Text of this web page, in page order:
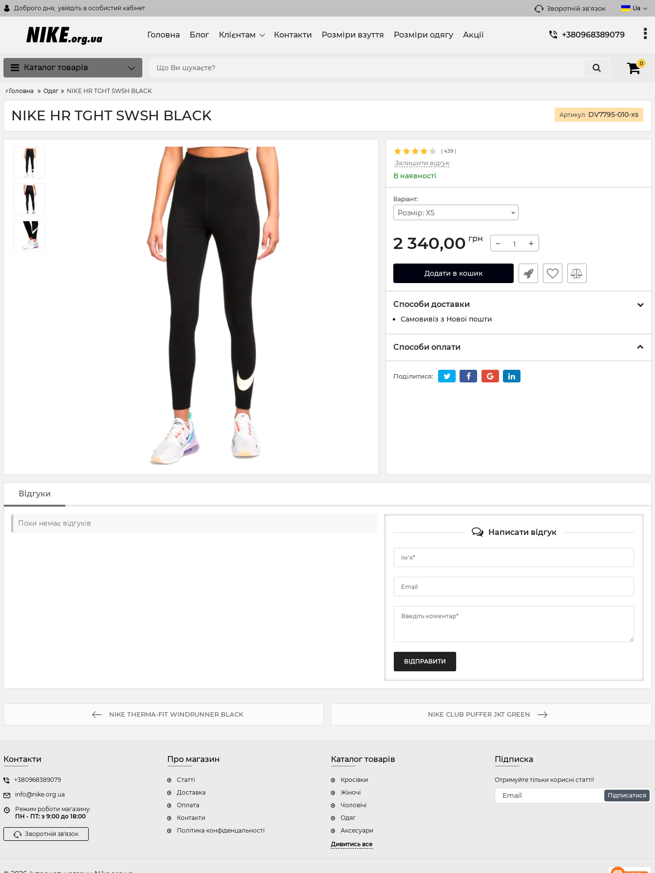
Доброго дня, увійдіть в особистий кабінет Зворотній зв'язок Ua
Головна Блог Клієнтам Контакти Розміри взуття Розміри одягу Акції +380968389079
Каталог товарів 0
⚡Головна Одяг NIKE HR TGHT SWSH BLACK
NIKE HR TGHT SWSH BLACK Артикул: DV7795-010-xs
( 439 )
Залишити відгук
В наявності
Варіант:
Розмір: XS
2 340,00 грн − +
Додати в кошик
Способи доставки
Самовивіз з Нової пошти
Способи оплати
Поділитися:
Відгуки
Поки немає відгуків
Написати відгук
Ім'я*
Email
Введіть коментар*
NIKE THERMA-FIT WINDRUNNER BLACK NIKE CLUB PUFFER JKT GREEN
Контакти
+380968389079
info@nike.org.ua
Режим роботи магазину:
ПН - ПТ: з 9:00 до 18:00
Зворотній зв'язок
Про магазин
Статті
Доставка
Оплата
Контакти
Політика конфіденцальності
Каталог товарів
Кросівки
Жіночі
Чоловічі
Одяг
Аксесуари
Дивитись все
Підписка
Отримуйте тільки корисні статті!
Підписатися